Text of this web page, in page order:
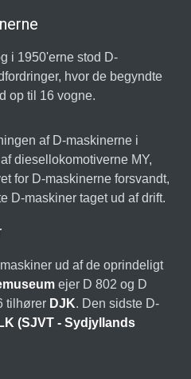
i 1950'erne stod D-
hvor de begyndte
op til 16 vogne.
af D-maskinerne i
diesellokomotiverne MY,
for D-maskinerne forsvandt,
D-maskiner taget ud af drift.
ud af de oprindeligt
ejer D 802 og D
tilhører DJK. Den sidste D-
(SJVT - Sydjyllands